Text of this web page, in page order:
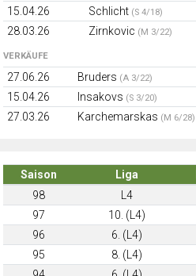
15.04.26
Schlicht (S 4/18)
28.03.26
Zirnkovic (M 3/22)
VERKÄUFE
27.06.26 Bruders (A 3/22)
15.04.26
Insakovs (S 3/20)
27.03.26
Karchemarskas (M 6/28)
Saison Liga
98
L4
97
10. (L4)
96
6. (L4)
95
8. (L4)